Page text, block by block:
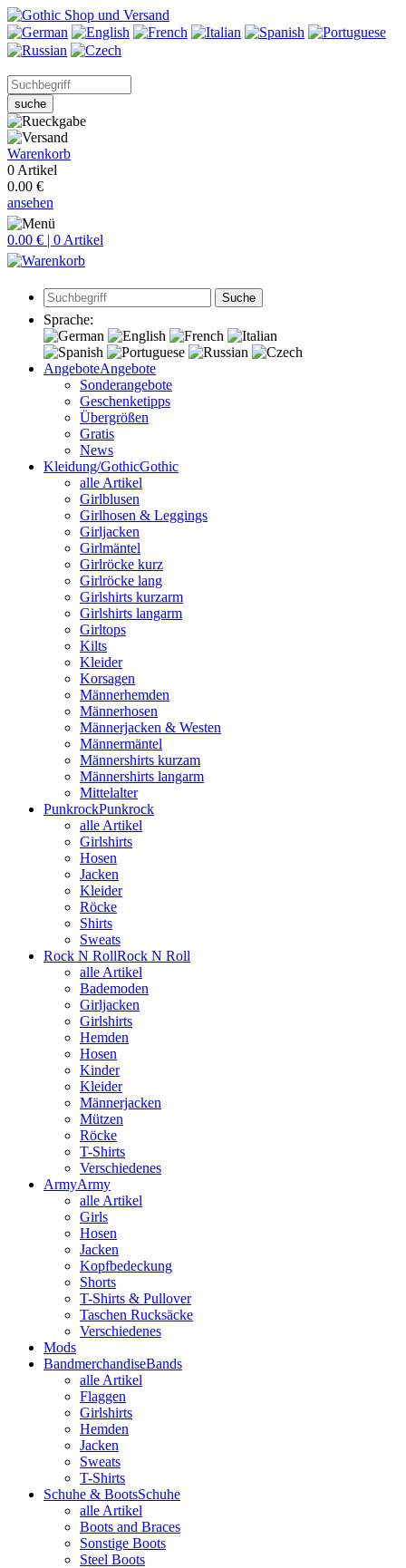
suche
Warenkorb
0 Artikel
0.00 €
ansehen
0.00 € | 0 Artikel
Suche
Sprache:
AngeboteAngebote
Sonderangebote
Geschenketipps
Übergrößen
Gratis
News
Kleidung/GothicGothic
alle Artikel
Girlblusen
Girlhosen & Leggings
Girljacken
Girlmäntel
Girlröcke kurz
Girlröcke lang
Girlshirts kurzarm
Girlshirts langarm
Girltops
Kilts
Kleider
Korsagen
Männerhemden
Männerhosen
Männerjacken & Westen
Männermäntel
Männershirts kurzam
Männershirts langarm
Mittelalter
PunkrockPunkrock
alle Artikel
Girlshirts
Hosen
Jacken
Kleider
Röcke
Shirts
Sweats
Rock N RollRock N Roll
alle Artikel
Bademoden
Girljacken
Girlshirts
Hemden
Hosen
Kinder
Kleider
Männerjacken
Mützen
Röcke
T-Shirts
Verschiedenes
ArmyArmy
alle Artikel
Girls
Hosen
Jacken
Kopfbedeckung
Shorts
T-Shirts & Pullover
Taschen Rucksäcke
Verschiedenes
Mods
BandmerchandiseBands
alle Artikel
Flaggen
Girlshirts
Hemden
Jacken
Sweats
T-Shirts
Schuhe & BootsSchuhe
alle Artikel
Boots and Braces
Sonstige Boots
Steel Boots